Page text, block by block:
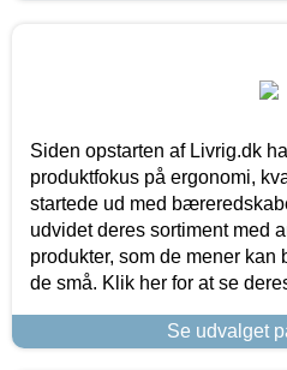
Siden opstarten af Livrig.dk
produktfokus på ergonomi,
startede ud med
udvidet deres sortiment med
produkter, som de mener kan
de små. Klik her for at se
Se udvalget